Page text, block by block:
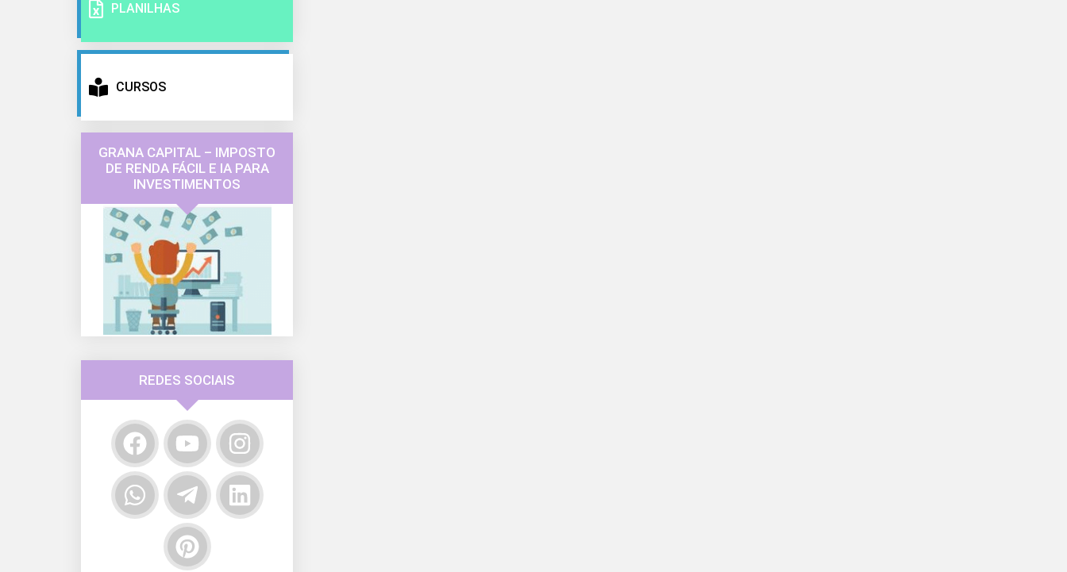
PLANILHAS
CURSOS
GRANA CAPITAL – IMPOSTO
DE RENDA FÁCIL E IA PARA
INVESTIMENTOS
REDES SOCIAIS